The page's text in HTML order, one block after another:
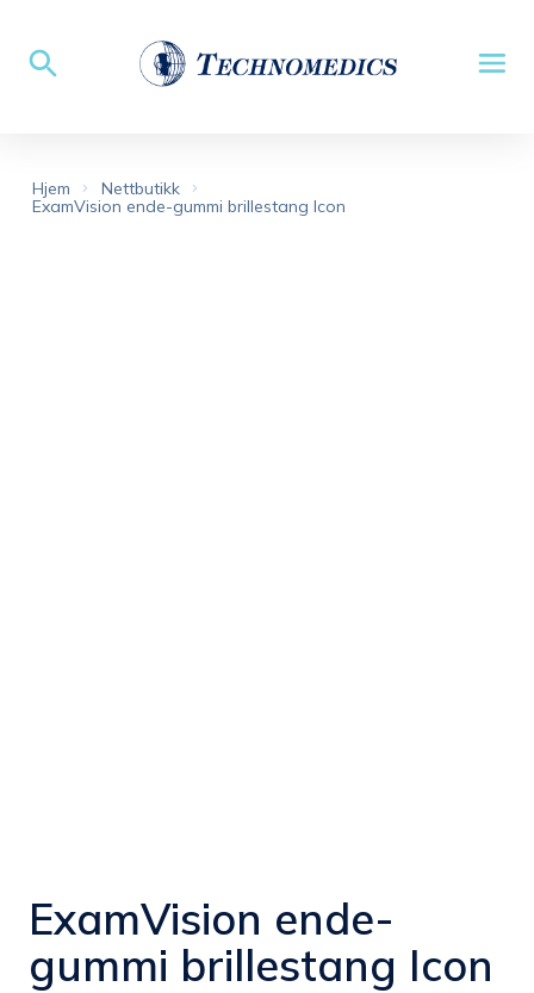
Hjem
Nettbutikk
ExamVision ende-gummi brillestang Icon
ExamVision ende-
gummi brillestang Icon